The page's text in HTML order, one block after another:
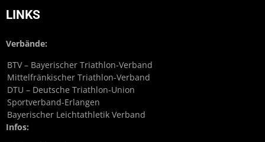
LINKS
Verbände:
BTV – Bayerischer Triathlon-Verband
Mittelfränkischer Triathlon-Verband
DTU – Deutsche Triathlon-Union
Sportverband-Erlangen
Bayerischer Leichtathletik Verband
Infos: